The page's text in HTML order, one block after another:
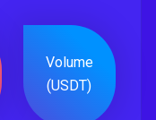
Volume
(USDT)